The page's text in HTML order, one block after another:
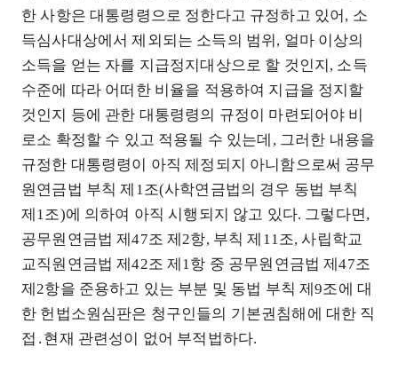
한 사항은 대통령령으로 정한다고 규정하고 있어, 소
득심사대상에서 제외되는 소득의 범위, 얼마 이상의
소득을 얻는 자를 지급정지대상으로 할 것인지, 소득
수준에 따라 어떠한 비율을 적용하여 지급을 정지할
것인지 등에 관한 대통령령의 규정이 마련되어야 비
로소 확정할 수 있고 적용될 수 있는데, 그러한 내용을
규정한 대통령령이 아직 제정되지 아니함으로써 공무
원연금법 부칙 제1조(사학연금법의 경우 동법 부칙
제1조)에 의하여 아직 시행되지 않고 있다. 그렇다면,
공무원연금법 제47조 제2항, 부칙 제11조, 사립학교
교직원연금법 제42조 제1항 중 공무원연금법 제47조
제2항을 준용하고 있는 부분 및 동법 부칙 제9조에 대
한 헌법소원심판은 청구인들의 기본권침해에 대한 직
접․현재 관련성이 없어 부적법하다.